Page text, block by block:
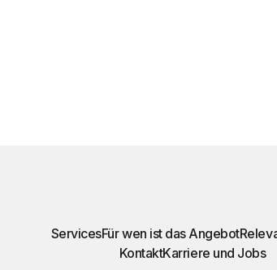
ServicesFür wen ist das Angebot
KontaktKarriere und Jobs